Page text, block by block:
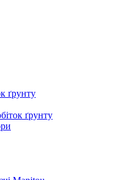
ґрунту
ґрунту